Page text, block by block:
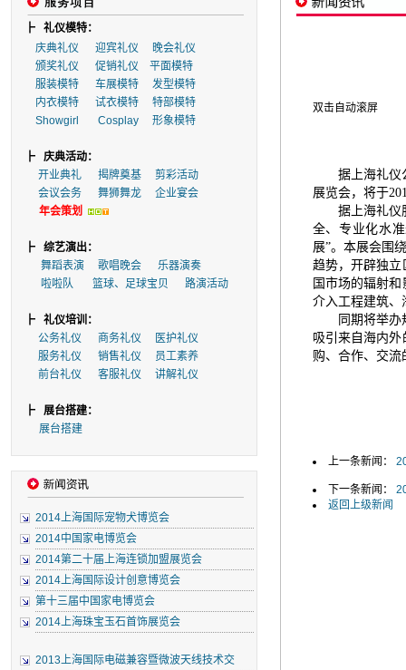
┣ 礼仪模特：
庆典礼仪
迎宾礼仪
晚会礼仪
颁奖礼仪
促销礼仪
平面模特
服装模特
车展模特
发型模特
内衣模特
试衣模特
特部模特
Showgirl
Cosplay 形象模特
┣ 庆典活动：
开业典礼
揭牌奠基
剪彩活动
会议会务
舞狮舞龙
企业宴会
年会策划
┣ 综艺演出：
舞蹈表演
歌唱晚会
乐器演奏
啦啦队
篮球、足球宝贝 路演活动
┣ 礼仪培训：
公务礼仪
商务礼仪
医护礼仪
服务礼仪
销售礼仪
员工素养
前台礼仪
客服礼仪 讲解礼仪
┣ 展台搭建：
展台搭建
2014上海国际宠物犬博览会
2014中国家电博览会
2014第二十届上海连锁加盟展览会
2014上海国际设计创意博览会
第十三届中国家电博览会
2014上海珠宝玉石首饰展览会
2013上海国际电磁兼容暨微波天线技术交
双击自动滚屏
据上海礼仪
展览会，将于
据上海礼仪
全、专业化水
展”。本展会围
趋势，开辟独
国市场的辐射
介入工程建筑、
同期将举
吸引来自海内
购、合作、交流
上一条新闻：
下一条新闻：
返回上级新闻